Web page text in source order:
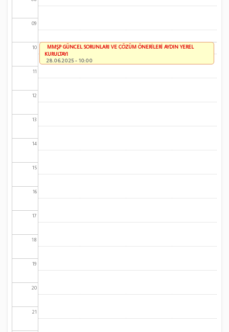
09
10
11
12
13
14
15
16
17
18
19
20
21
MMŞP GÜNCEL SORUNLARI VE ÇÖZÜM ÖNERİLERİ AYDIN YEREL
KURULTAYI
28.06.2025 - 10:00